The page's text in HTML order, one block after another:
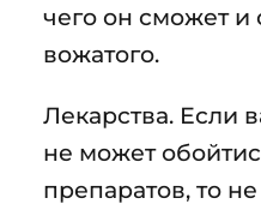
чего он сможет и
вожатого.
Лекарства. Если
не может
препаратов, то